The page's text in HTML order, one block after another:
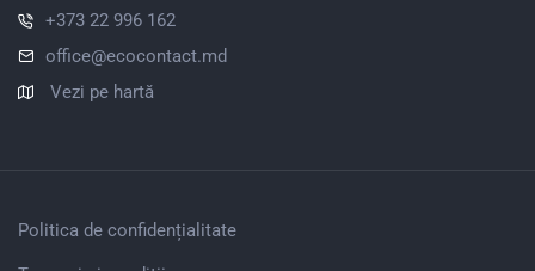
+373 22 996 162
office@ecocontact.md
Vezi pe hartă
Politica de confidențialitate